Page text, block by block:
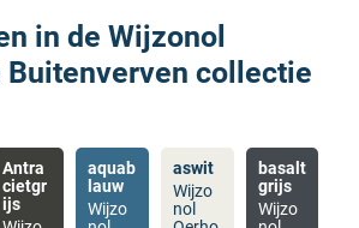
in de Wijzonol
Buitenverven collectie
Antra
cietgr
ijs
aquab
lauw
Wijzo
aswit
Wijzo
nol
basalt
grijs
Wijzo